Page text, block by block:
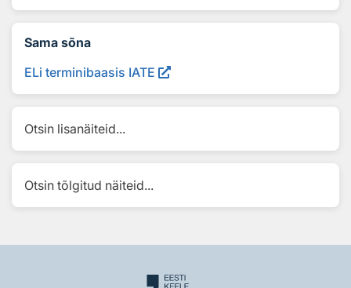
Sama sõna
ELi terminibaasis IATE
Otsin lisanäiteid...
Otsin tõlgitud näiteid...